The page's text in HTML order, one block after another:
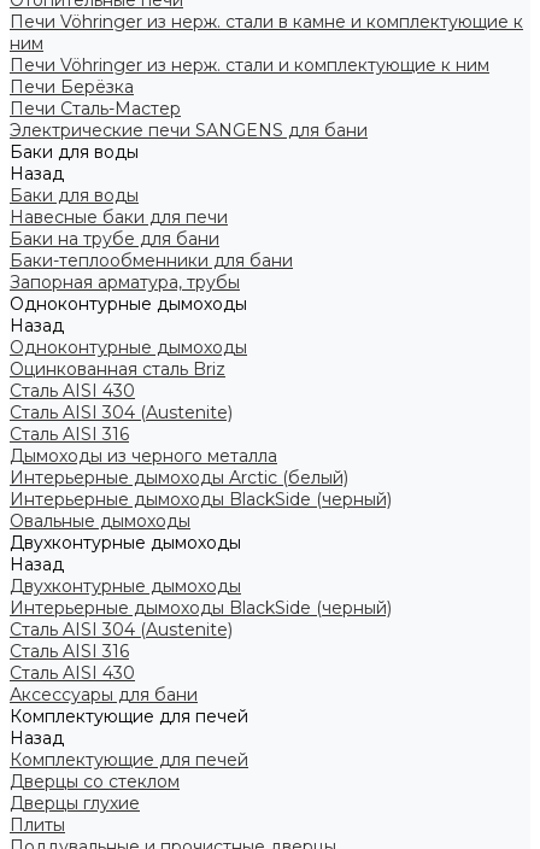
Печи Vöhringer из нерж. стали в камне и комплектующие к
ним
Печи Vöhringer из нерж. стали и комплектующие к ним
Печи Берёзка
Печи Сталь-Мастер
Электрические печи SANGENS для бани
Баки для воды
Назад
Баки для воды
Навесные баки для печи
Баки на трубе для бани
Баки-теплообменники для бани
Запорная арматура, трубы
Одноконтурные дымоходы
Назад
Одноконтурные дымоходы
Оцинкованная сталь Briz
Сталь AISI 430
Сталь AISI 304 (Austenite)
Сталь AISI 316
Дымоходы из черного металла
Интерьерные дымоходы Arctic (белый)
Интерьерные дымоходы BlackSide (черный)
Овальные дымоходы
Двухконтурные дымоходы
Назад
Двухконтурные дымоходы
Интерьерные дымоходы BlackSide (черный)
Сталь AISI 304 (Austenite)
Сталь AISI 316
Сталь AISI 430
Аксессуары для бани
Комплектующие для печей
Назад
Комплектующие для печей
Дверцы со стеклом
Дверцы глухие
Плиты